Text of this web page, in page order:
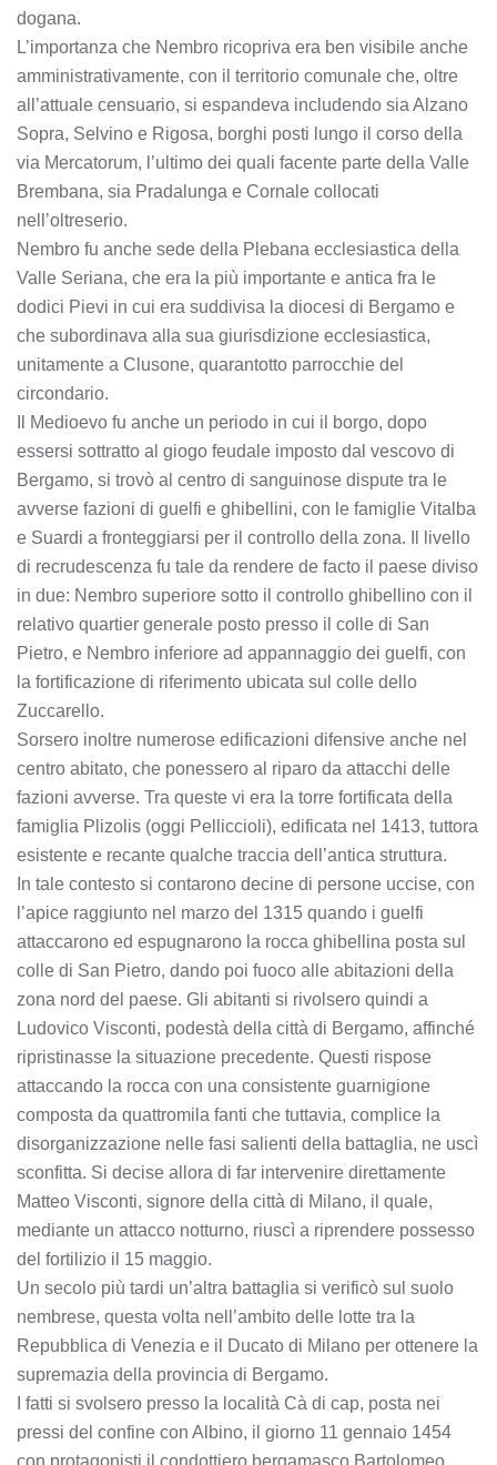
dogana.
L’importanza che Nembro ricopriva era ben visibile anche
amministrativamente, con il territorio comunale che, oltre
all’attuale censuario, si espandeva includendo sia Alzano
Sopra, Selvino e Rigosa, borghi posti lungo il corso della
via Mercatorum, l’ultimo dei quali facente parte della Valle
Brembana, sia Pradalunga e Cornale collocati
nell’oltreserio.
Nembro fu anche sede della Plebana ecclesiastica della
Valle Seriana, che era la più importante e antica fra le
dodici Pievi in cui era suddivisa la diocesi di Bergamo e
che subordinava alla sua giurisdizione ecclesiastica,
unitamente a Clusone, quarantotto parrocchie del
circondario.
Il Medioevo fu anche un periodo in cui il borgo, dopo
essersi sottratto al giogo feudale imposto dal vescovo di
Bergamo, si trovò al centro di sanguinose dispute tra le
avverse fazioni di guelfi e ghibellini, con le famiglie Vitalba
e Suardi a fronteggiarsi per il controllo della zona. Il livello
di recrudescenza fu tale da rendere de facto il paese diviso
in due: Nembro superiore sotto il controllo ghibellino con il
relativo quartier generale posto presso il colle di San
Pietro, e Nembro inferiore ad appannaggio dei guelfi, con
la fortificazione di riferimento ubicata sul colle dello
Zuccarello.
Sorsero inoltre numerose edificazioni difensive anche nel
centro abitato, che ponessero al riparo da attacchi delle
fazioni avverse. Tra queste vi era la torre fortificata della
famiglia Plizolis (oggi Pelliccioli), edificata nel 1413, tuttora
esistente e recante qualche traccia dell’antica struttura.
In tale contesto si contarono decine di persone uccise, con
l’apice raggiunto nel marzo del 1315 quando i guelfi
attaccarono ed espugnarono la rocca ghibellina posta sul
colle di San Pietro, dando poi fuoco alle abitazioni della
zona nord del paese. Gli abitanti si rivolsero quindi a
Ludovico Visconti, podestà della città di Bergamo, affinché
ripristinasse la situazione precedente. Questi rispose
attaccando la rocca con una consistente guarnigione
composta da quattromila fanti che tuttavia, complice la
disorganizzazione nelle fasi salienti della battaglia, ne uscì
sconfitta. Si decise allora di far intervenire direttamente
Matteo Visconti, signore della città di Milano, il quale,
mediante un attacco notturno, riuscì a riprendere possesso
del fortilizio il 15 maggio.
Un secolo più tardi un’altra battaglia si verificò sul suolo
nembrese, questa volta nell’ambito delle lotte tra la
Repubblica di Venezia e il Ducato di Milano per ottenere la
supremazia della provincia di Bergamo.
I fatti si svolsero presso la località Cà di cap, posta nei
pressi del confine con Albino, il giorno 11 gennaio 1454
con protagonisti il condottiero bergamasco Bartolomeo